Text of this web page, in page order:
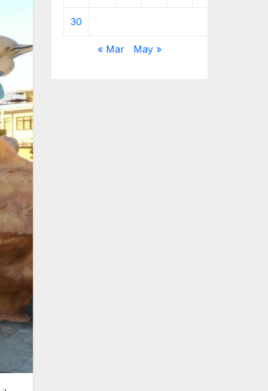
30
« Mar May »